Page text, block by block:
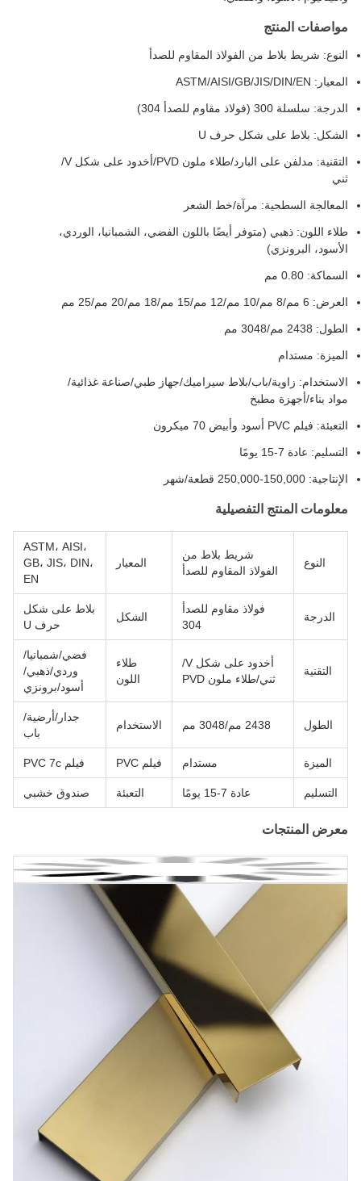
مواصفات المنتج
النوع: شريط بلاط من الفولاذ المقاوم للصدأ
المعيار: ASTM/AISI/GB/JIS/DIN/EN
الدرجة: سلسلة 300 (فولاذ مقاوم للصدأ 304)
الشكل: بلاط على شكل حرف U
التقنية: مدلفن على البارد/طلاء ملون PVD/أخدود على شكل V/
ثني
المعالجة السطحية: مرآة/خط الشعر
طلاء اللون: ذهبي (متوفر أيضًا باللون الفضي، الشمبانيا، الوردي،
الأسود، البرونزي)
السماكة: 0.80 مم
العرض: 6 مم/8 مم/10 مم/12 مم/15 مم/18 مم/20 مم/25 مم
الطول: 2438 مم/3048 مم
الميزة: مستدام
الاستخدام: زاوية/باب/بلاط سيراميك/جهاز طبي/صناعة غذائية/
مواد بناء/أجهزة مطبخ
التعبئة: فيلم PVC أسود وأبيض 70 ميكرون
التسليم: عادة 7-15 يومًا
الإنتاجية: 150,000-250,000 قطعة/شهر
معلومات المنتج التفصيلية
النوع
شريط بلاط من
الفولاذ المقاوم للصدأ
المعيار
ASTM، AISI،
GB، JIS، DIN،
EN
الدرجة
فولاذ مقاوم للصدأ
304
الشكل
بلاط على شكل
حرف U
التقنية
أخدود على شكل V/
ثني/طلاء ملون PVD
طلاء
اللون
فضي/شمبانيا/
وردي/ذهبي/
أسود/برونزي
الطول 2438 مم/3048 مم الاستخدام
جدار/أرضية/
باب
الميزة مستدام فيلم PVC فيلم PVC 7c
التسليم عادة 7-15 يومًا التعبئة صندوق خشبي
معرض المنتجات